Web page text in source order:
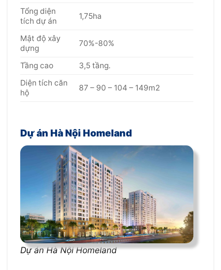
Tổng diện
tích dự án
1,75ha
Mật độ xây
dựng
70%-80%
Tầng cao
3,5 tầng.
Diện tích căn
hộ
87 – 90 – 104 – 149m2
Dự án Hà Nội Homeland
Dự án Hà Nội Homeland